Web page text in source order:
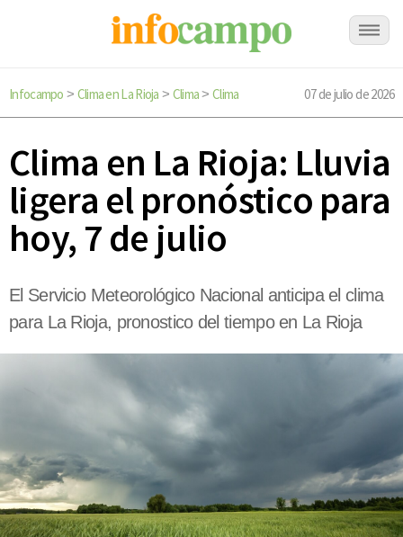
Infocampo > Clima en La Rioja > Clima>Clima 07 de julio de 2026
Clima en La Rioja: Lluvia
ligera el pronóstico para
hoy, 7 de julio
El Servicio Meteorológico Nacional anticipa el clima
para La Rioja, pronostico del tiempo en La Rioja